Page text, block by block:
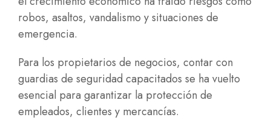
robos, asaltos, vandalismo y situaciones de
emergencia.
Para los propietarios de negocios, contar con
guardias de seguridad capacitados se ha vuelto
esencial para garantizar la protección de
empleados, clientes y mercancías.